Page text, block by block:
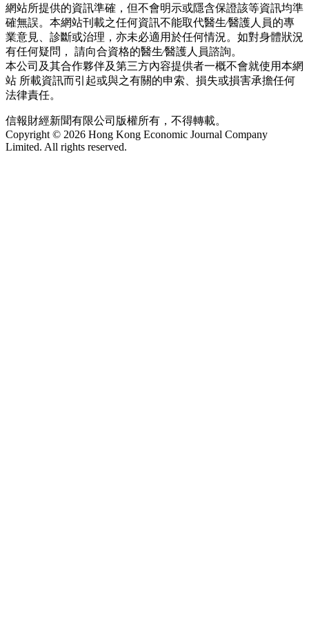
網站所提供的資訊準確，但不會明示或隱含保證該等資訊均準
確無誤。本網站刊載之任何資訊不能取代醫生∕醫護人員的專
業意見、診斷或治理，亦未必適用於任何情況。如對身體狀況
有任何疑問， 請向合資格的醫生∕醫護人員諮詢。
本公司及其合作夥伴及第三方內容提供者一概不會就使用本網
站 所載資訊而引起或與之有關的申索、損失或損害承擔任何
法律責任。
信報財經新聞有限公司版權所有，不得轉載。
Copyright © 2026 Hong Kong Economic Journal Company
Limited. All rights reserved.